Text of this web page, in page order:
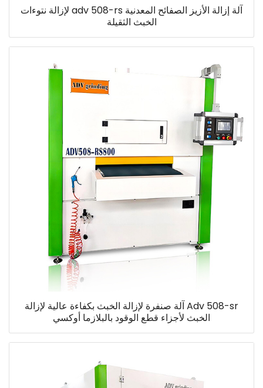
آلة إزالة الأزيز الصفائح المعدنية adv 508-rs لإزالة نتوءات
الخبث الثقيلة
Adv 508-sr آلة صنفرة لإزالة الخبث بكفاءة عالية لإزالة
الخبث لأجزاء قطع الوقود بالبلازما أوكسي